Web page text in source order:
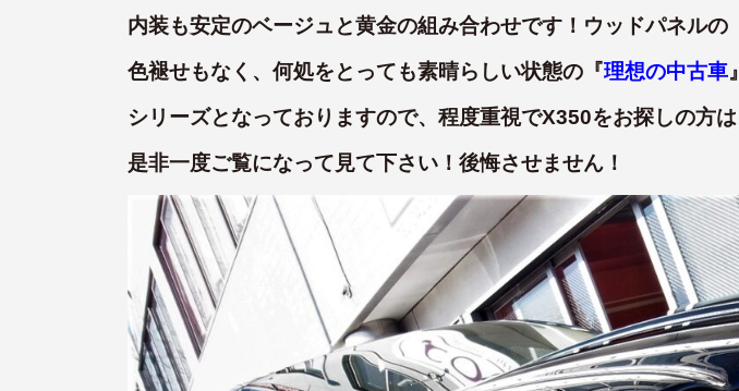
内装も安定のベージュと黄金の組み合わせです！ウッドパネルの
色褪せもなく、何処をとっても素晴らしい状態の『理想の中古車』
シリーズとなっておりますので、程度重視でX350をお探しの方は
是非一度ご覧になって見て下さい！後悔させません！